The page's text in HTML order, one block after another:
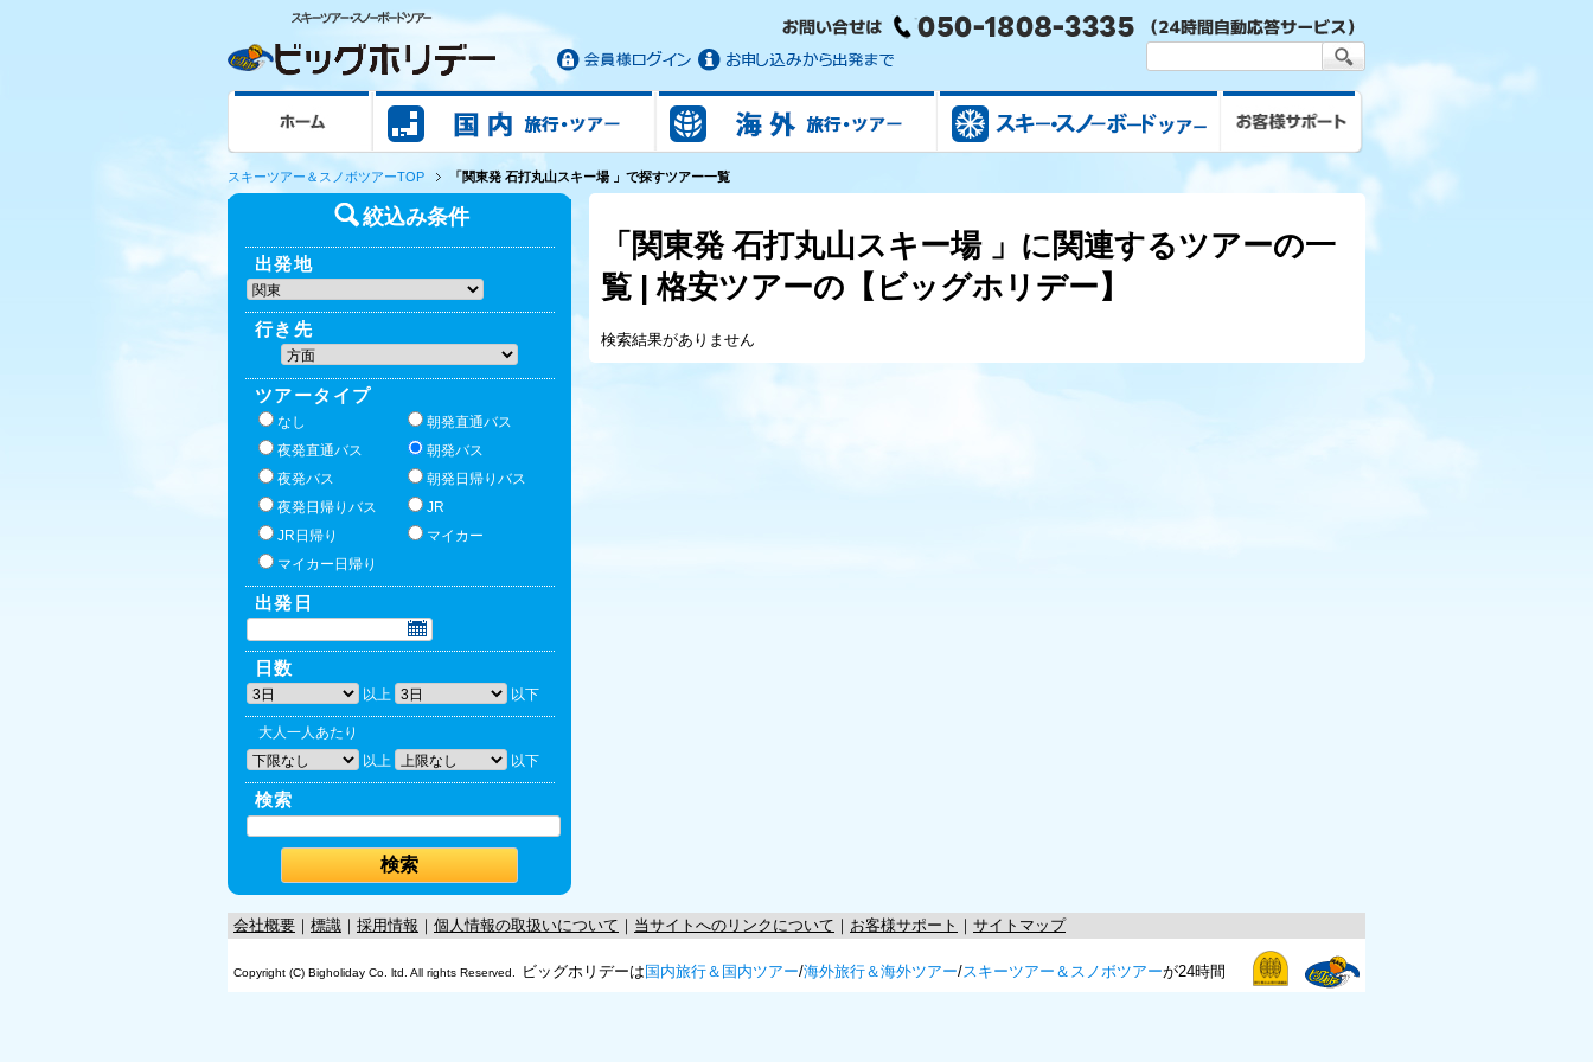
ホーム 国内旅行/ツアー 海外旅行/ツアー スキー&スノボツアー
スキーツアー＆スノボツアーTOP 「関東発 石打丸山スキー場 」で探すツアー一覧
絞込み条件
出発地
行き先
ツアータイプ
なし
朝発直通バス
夜発直通バス
朝発バス
夜発バス
朝発日帰りバス
夜発日帰りバス
JR
JR日帰り
マイカー
マイカー日帰り
出発日
日数
以上 以下
大人一人あたり
以上
以下
検索
「関東発 石打丸山スキー場 」に関連するツアーの一
覧 | 格安ツアーの【ビッグホリデー】
検索結果がありません
会社概要 ｜ 標識 ｜ 採用情報 ｜ 個人情報の取扱いについて ｜ 当サイトへのリンクについて ｜ お客様サポート ｜ サイトマップ
Copyright (C) Bigholiday Co. ltd. All rights Reserved. ビッグホリデーは 国内旅行＆国内ツアー/海外旅行＆海外ツアー/スキーツアー＆スノボツアーが24時間